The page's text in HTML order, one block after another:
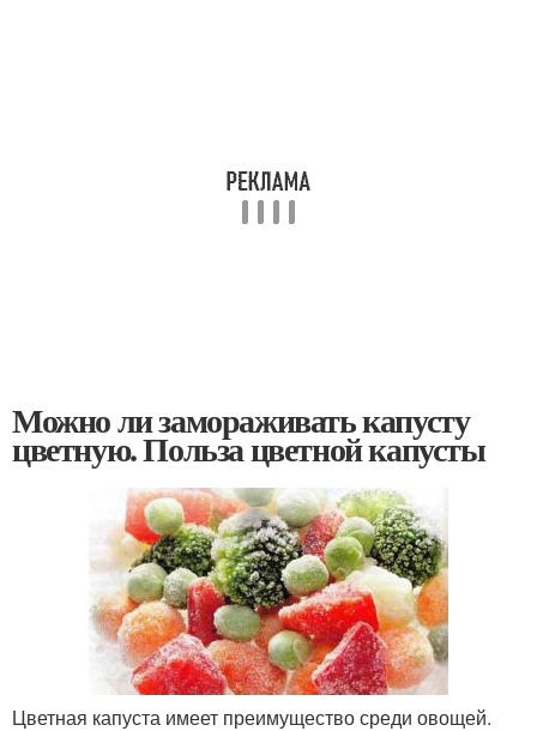
Можно ли замораживать капусту
цветную. Польза цветной капусты
Цветная капуста имеет преимущество среди овощей.